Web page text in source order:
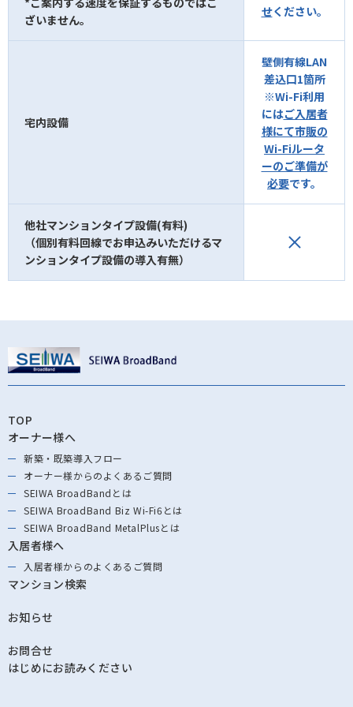
ざいません。
せください。
宅内設備
壁側有線LAN
差込口1箇所
※Wi-Fi利用
にはご入居者
様にて市販の
Wi-Fiルータ
ーのご準備が
必要です。
他社マンションタイプ設備(有料)
（個別有料回線でお申込みいただけるマ
ンションタイプ設備の導入有無）
TOP
オーナー様へ
新築・既築導⼊フロー
オーナー様からのよくあるご質問
SEIWA BroadBandとは
SEIWA BroadBand Biz Wi-Fi6とは
SEIWA BroadBand MetalPlusとは
入居者様へ
入居者様からのよくあるご質問
マンション検索
お知らせ
お問合せ
はじめにお読みください